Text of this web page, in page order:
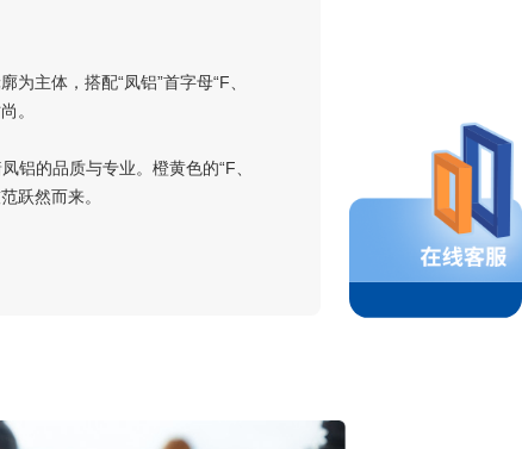
主体，搭配“凤铝”首字母“F、
。
的品质与专业。橙黄色的“F、
跃然而来。